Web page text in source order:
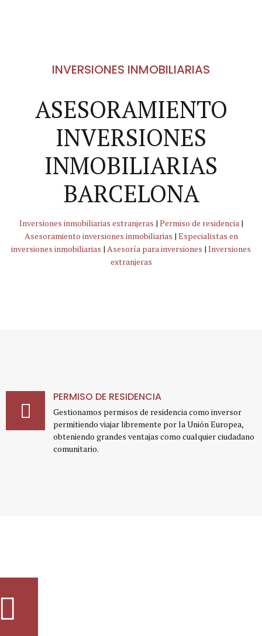
INVERSIONES INMOBILIARIAS
ASESORAMIENTO
INVERSIONES
INMOBILIARIAS
BARCELONA
Inversiones inmobiliarias extranjeras | Permiso de residencia|
Asesoramiento inversiones inmobiliarias | Especialistas en
inversiones inmobiliarias | Asesoría para inversiones | Inversiones
extranjeras
PERMISO DE RESIDENCIA
Gestionamos permisos de residencia como inversor
permitiendo viajar libremente por la Unión Europea,
obteniendo grandes ventajas como cualquier ciudadano
comunitario.